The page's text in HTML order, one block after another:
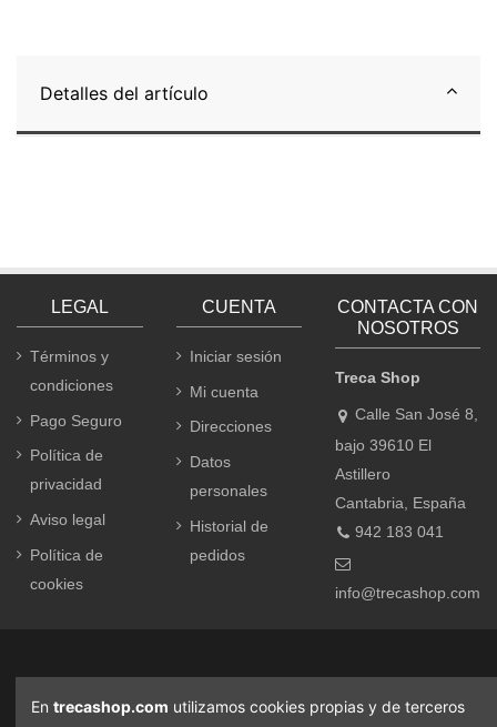
Detalles del artículo
LEGAL
Términos y
condiciones
Pago Seguro
Política de
privacidad
Aviso legal
Política de
cookies
CUENTA
Iniciar sesión
Mi cuenta
Direcciones
Datos
personales
Historial de
pedidos
CONTACTA CON
NOSOTROS
Treca Shop
Calle San José 8,
bajo 39610 El
Astillero
Cantabria, España
942 183 041
info@trecashop.com
En trecashop.com utilizamos cookies propias y de terceros